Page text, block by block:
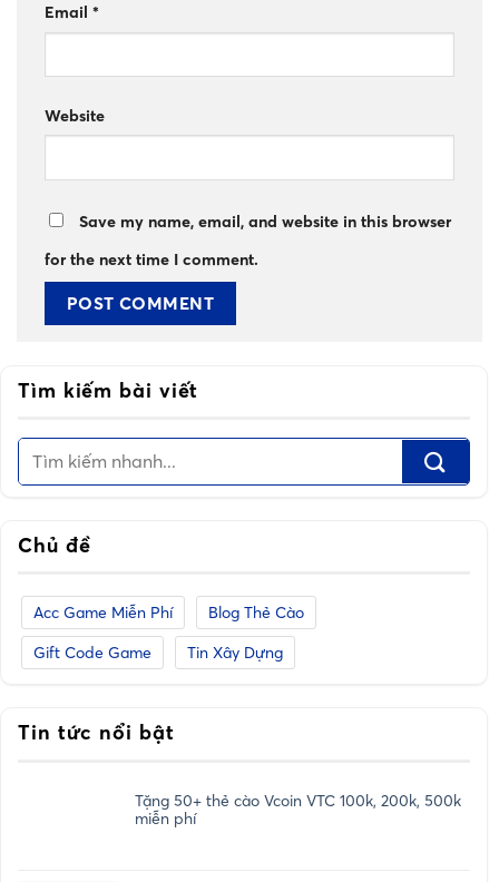
Email *
Website
Save my name, email, and website in this browser
for the next time I comment.
Tìm kiếm bài viết
Chủ đề
Acc Game Miễn Phí
Blog Thẻ Cào
Gift Code Game
Tin Xây Dựng
Tin tức nổi bật
Tặng 50+ thẻ cào Vcoin VTC 100k, 200k, 500k
miễn phí